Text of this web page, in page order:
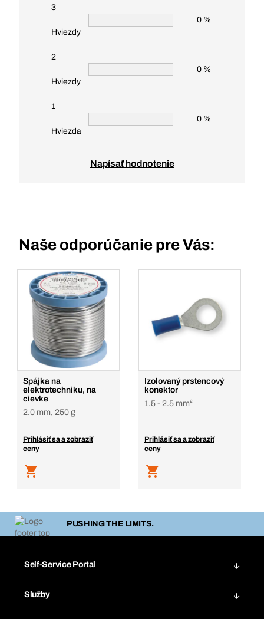
3
Hviezdy
0 %
2
Hviezdy
0 %
1
Hviezda
0 %
Napísať hodnotenie
Naše odporúčanie pre Vás:
Spájka na
elektrotechniku, na
cievke
2.0 mm, 250 g
Prihlásiť sa a zobraziť
ceny
Izolovaný prstencový
konektor
1.5 - 2.5 mm²
Prihlásiť sa a zobraziť
ceny
PUSHING THE LIMITS.
Self-Service Portal
Služby